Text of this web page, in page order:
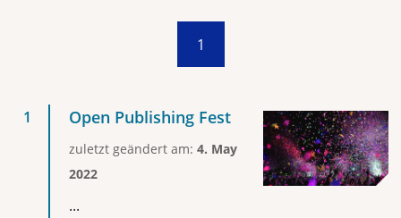
1
Open Publishing Fest
zuletzt geändert am: 4. May
2022
...